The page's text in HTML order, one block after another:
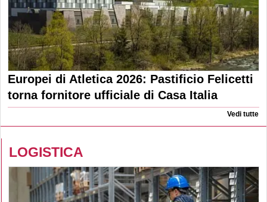
Europei di Atletica 2026: Pastificio Felicetti
torna fornitore ufficiale di Casa Italia
Vedi tutte
LOGISTICA